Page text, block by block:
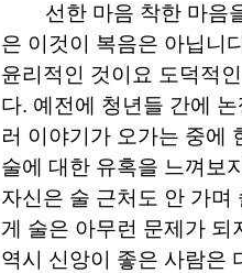
선한 마음 착한 마음
은 이것이 복음은 아닙니
윤리적인 것이요 도덕적
다. 예전에 청년들 간에
러 이야기가 오가는 중에
술에 대한 유혹을 느껴보
자신은 술 근처도 안 가
게 술은 아무런 문제가 되
역시 신앙이 좋은 사람은